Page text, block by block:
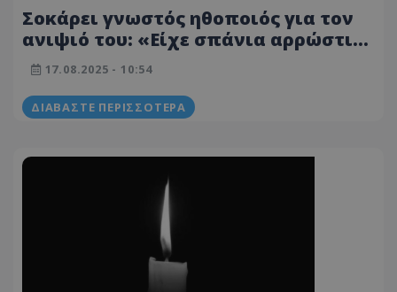
Σοκάρει γνωστός ηθοποιός για τον
ανιψιό του: «Είχε σπάνια αρρώστια,
ο Άγιος Παΐσιος τον έκανε καλά»
17.08.2025 - 10:54
ΔΙΑΒΆΣΤΕ ΠΕΡΙΣΣΌΤΕΡΑ